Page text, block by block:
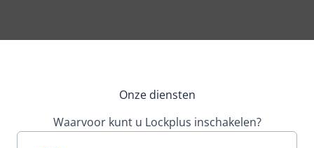
Onze diensten
Waarvoor kunt u Lockplus inschakelen?